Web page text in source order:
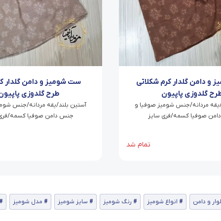
و دامن گلدار کرم شکلاتی
گلدوزی پاپیون
یقه مردانه/جنس شومیز صوفیا و
صوفیا کسمه/فری سایز
تمام شد
ست شومیز و دامن گلدار
طرح گلدوزی
آستین بلند/یقه مردانه/جنس
جنس دامن صوفیا کسمه/
و دامن انواع شومیز رنگ شومیز سایز شومیز مدل شومیز